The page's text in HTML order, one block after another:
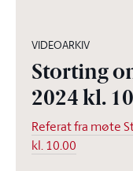
VIDEOARKIV
Storting
2024 kl.
Referat fra møte
kl. 10.00